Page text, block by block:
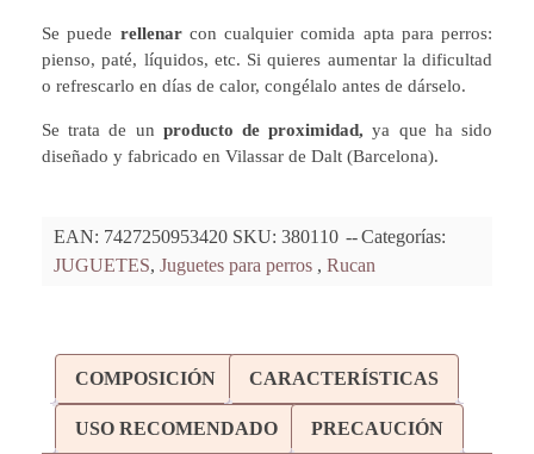
Se puede rellenarcon cualquier comida apta para perros:
pienso, paté, líquidos, etc. Si quieres aumentar la dificultad
o refrescarlo en días de calor, congélalo antes de dárselo.
Se trata de un producto de proximidad,ya que ha sido
diseñado y fabricado en Vilassar de Dalt (Barcelona).
EAN: 7427250953420 SKU: 380110
Categorías:
JUGUETES, Juguetes para perros ​ , Rucan
COMPOSICIÓN CARACTERÍSTICAS
USO RECOMENDADO PRECAUCIÓN